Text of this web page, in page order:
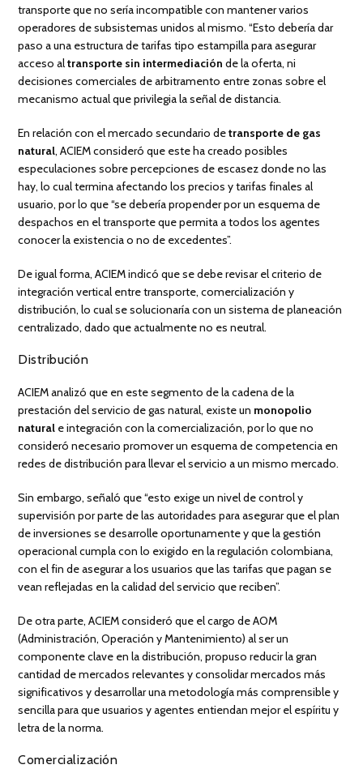
transporte que no sería incompatible con mantener varios
operadores de subsistemas unidos al mismo. “Esto debería dar
paso a una estructura de tarifas tipo estampilla para asegurar
acceso altransporte sin intermediación de la oferta, ni
decisiones comerciales de arbitramento entre zonas sobre el
mecanismo actual que privilegia la señal de distancia.
En relación con el mercado secundario detransporte de gas
natural, ACIEM consideró que este ha creado posibles
especulaciones sobre percepciones de escasez donde no las
hay, lo cual termina afectando los precios y tarifas finales al
usuario, por lo que “se debería propender por un esquema de
despachos en el transporte que permita a todos los agentes
conocer la existencia o no de excedentes”.
De igual forma, ACIEM indicó que se debe revisar el criterio de
integración vertical entre transporte, comercialización y
distribución, lo cual se solucionaría con un sistema de planeación
centralizado, dado que actualmente no es neutral.
Distribución
ACIEM analizó que en este segmento de la cadena de la
prestación del servicio de gas natural, existe un monopolio
natural e integración con la comercialización, por lo que no
consideró necesario promover un esquema de competencia en
redes de distribución para llevar el servicio a un mismo mercado.
Sin embargo, señaló que “esto exige un nivel de control y
supervisión por parte de las autoridades para asegurar que el plan
de inversiones se desarrolle oportunamente y que la gestión
operacional cumpla con lo exigido en la regulación colombiana,
con el fin de asegurar a los usuarios que las tarifas que pagan se
vean reflejadas en la calidad del servicio que reciben”.
De otra parte, ACIEM consideró que el cargo de AOM
(Administración, Operación y Mantenimiento) al ser un
componente clave en la distribución, propuso reducir la gran
cantidad de mercados relevantes y consolidar mercados más
significativos y desarrollar una metodología más comprensible y
sencilla para que usuarios y agentes entiendan mejor el espíritu y
letra de la norma.
Comercialización